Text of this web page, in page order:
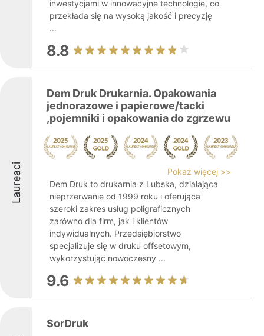
inwestycjami w innowacyjne technologie, co
przekłada się na wysoką jakość i precyzję
...
8.8
Laureaci
Dem Druk Drukarnia. Opakowania
jednorazowe i papierowe/tacki
,pojemniki i opakowania do zgrzewu
Pokaż więcej >>
Dem Druk to drukarnia z Lubska, działająca
nieprzerwanie od 1999 roku i oferująca
szeroki zakres usług poligraficznych
zarówno dla firm, jak i klientów
indywidualnych. Przedsiębiorstwo
specjalizuje się w druku offsetowym,
wykorzystując nowoczesny ...
9.6
SorDruk